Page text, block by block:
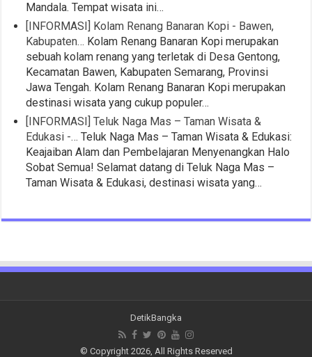
Mandala. Tempat wisata ini…
[INFORMASI] Kolam Renang Banaran Kopi - Bawen,
Kabupaten… Kolam Renang Banaran Kopi merupakan
sebuah kolam renang yang terletak di Desa Gentong,
Kecamatan Bawen, Kabupaten Semarang, Provinsi
Jawa Tengah. Kolam Renang Banaran Kopi merupakan
destinasi wisata yang cukup populer…
[INFORMASI] Teluk Naga Mas – Taman Wisata &
Edukasi -… Teluk Naga Mas – Taman Wisata & Edukasi:
Keajaiban Alam dan Pembelajaran Menyenangkan Halo
Sobat Semua! Selamat datang di Teluk Naga Mas –
Taman Wisata & Edukasi, destinasi wisata yang…
DetikBangka
© Copyright 2026, All Rights Reserved